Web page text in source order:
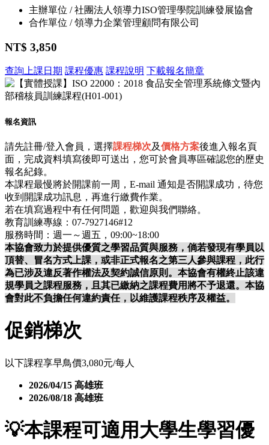
主辦單位 / 社團法人領導力ISO管理學院訓練發展協會
合作單位 / 領導力企業管理顧問有限公司
NT$ 3,850
查詢上課日期 課程優惠 課程說明 下載報名簡章
報名資訊
請先註冊/登入會員，選擇課程梯次及價格方案後進入報名頁
面，完成資料填寫後即可送出，您可於會員專區確認您的歷史
報名紀錄。
本課程最慢將於開課前一周，E-mail 通知是否開課成功，待您
收到開課成功訊息，再進行繳費作業。
若在填寫過程中有任何問題，歡迎與我們聯絡。
教育訓練專線：07-7927146#12
服務時間：週一～週五，09:00~18:00
本協會致力於提供優質之學習品質與服務，倘若發現有學員以
頂替、冒名方式上課，或非正式報名之第三人參與課程，此行
為已涉及違反著作權法及契約誠信原則。本協會有權終止該違
規學員之課程服務，且其已繳納之課程費用將不予退還。本協
會對此不負擔任何違約責任，以維護課程秩序及權益。
促銷梯次
以下課程享早鳥價3,080元/每人
2026/04/15 高雄班
2026/08/18 高雄班
💡本課程可適用大學生學習優